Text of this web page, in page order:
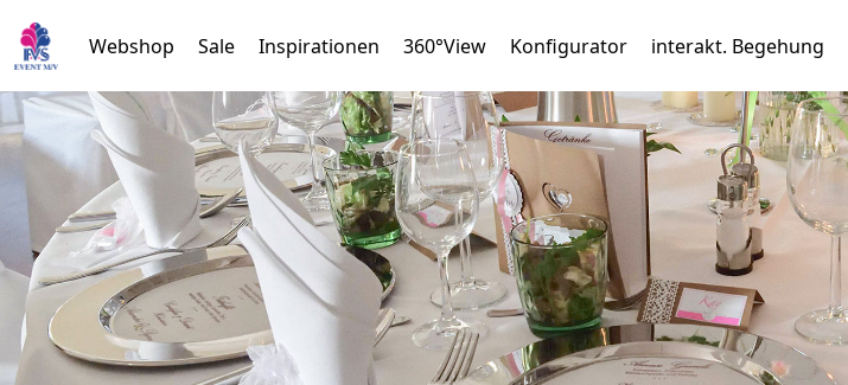
Webshop Sale Inspirationen 360°View Konfigurator interakt. Begehung